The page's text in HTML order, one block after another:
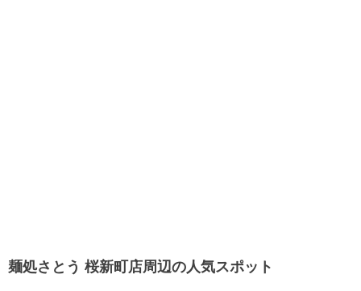
麺処さとう 桜新町店周辺の人気スポット